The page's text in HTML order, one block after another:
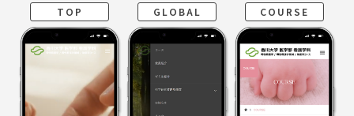
TOP GLOBAL COURSE